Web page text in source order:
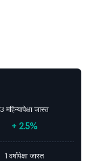
3 महिन्यापेक्षा जास्त
+ 2.5%
1 वर्षापेक्षा जास्त